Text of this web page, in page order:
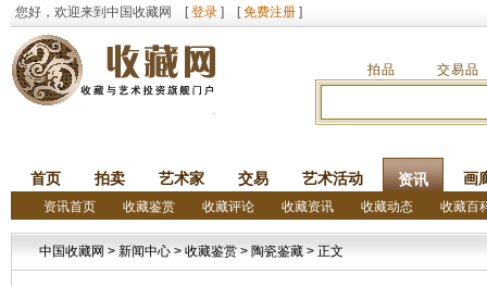
您好，欢迎来到中国收藏网 [登录 ] [免费注册 ]
拍品 交易品
首页 拍卖 艺术家 交易 艺术活动 资讯 画
资讯首页 收藏鉴赏 收藏评论 收藏资讯 收藏动态 收藏百
中国收藏网 > 新闻中心 > 收藏鉴赏 > 陶瓷鉴藏 > 正文